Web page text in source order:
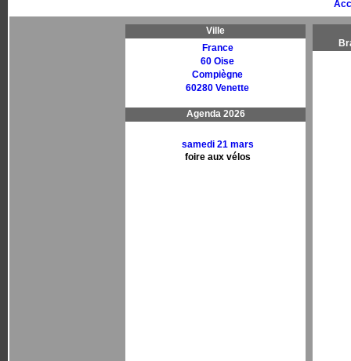
Ville
France
60 Oise
Compiègne
60280 Venette
Agenda 2026
samedi 21 mars
foire aux vélos